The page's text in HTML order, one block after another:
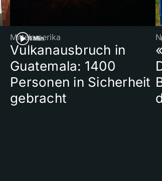
1 Min
Mittelamerika
Vulkanausbruch in
Guatemala: 1400
Personen in Sicherheit
gebracht